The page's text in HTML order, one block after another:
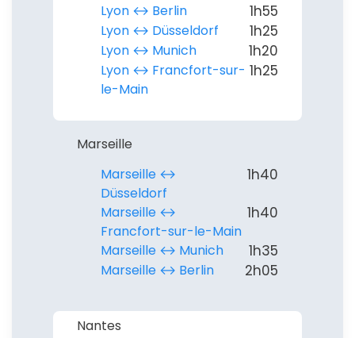
Lyon ↔︎ Berlin
1h55
Lyon ↔︎ Düsseldorf 1h25
Lyon ↔︎ Munich 1h20
Lyon ↔︎ Francfort-sur-
le-Main
1h25
Marseille
Marseille ↔︎
Düsseldorf
1h40
Marseille ↔︎
Francfort-sur-le-Main
1h40
Marseille ↔︎ Munich 1h35
Marseille ↔︎ Berlin 2h05
Nantes